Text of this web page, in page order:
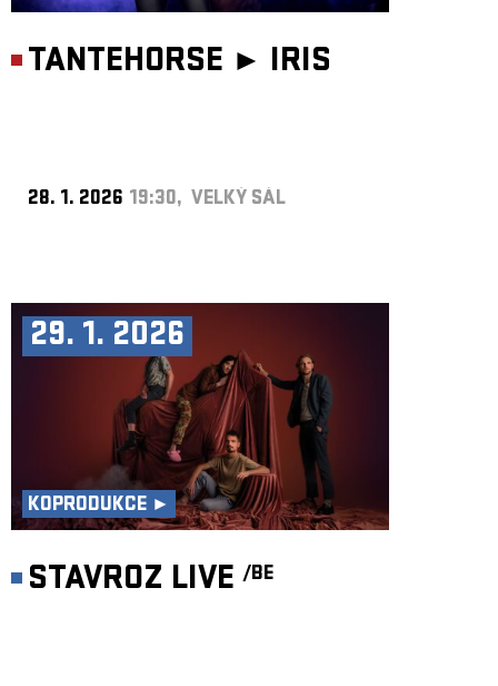
TANTEHORSE ► IRIS
28. 1. 2026 19:30, VELKÝ SÁL
29. 1. 2026
KOPRODUKCE ►
STAVROZ LIVE /BE